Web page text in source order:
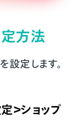
定方法
設定します。
＞ショップ